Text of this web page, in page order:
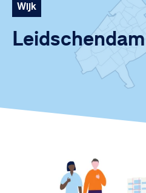
Leidschendam
Wijk